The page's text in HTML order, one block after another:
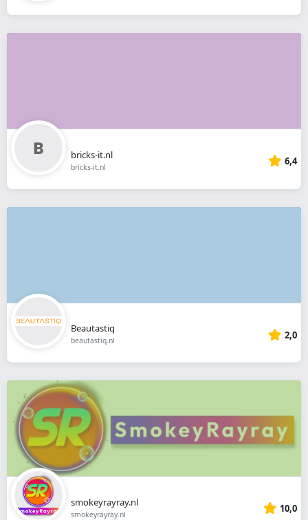
bricks-it.nl
bricks-it.nl 6,4
Beautastiq
beautastiq.nl 2,0
smokeyrayray.nl
smokeyrayray.nl 10,0